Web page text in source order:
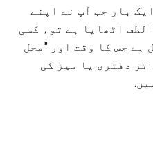
بار جب آپ نے اپنے
لطف اٹھایا ہے تو، کسی
ہے جس کا وقت اور "محل
تر دفتری یا میز کی